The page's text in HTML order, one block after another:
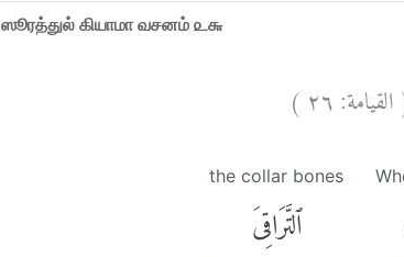
ஸூரத்துல் கியாமா வசனம் ௨௬
القيامة:٢٦)
the collar bones
ٱلتَّرَاقِىَ